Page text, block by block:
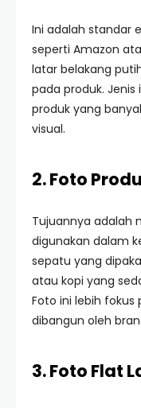
Ini adalah standar
seperti Amazon
latar belakang
pada produk.
produk yang
visual.
2. Foto
Tujuannya adalah
digunakan dalam
sepatu yang
atau kopi yang
Foto ini lebih fokus
dibangun oleh
3. Foto Flat